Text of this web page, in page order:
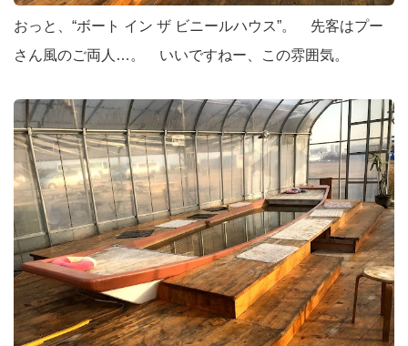
おっと、“ボート イン ザ ビニールハウス”。 先客はプー
さん風のご両人…。 いいですねー、この雰囲気。